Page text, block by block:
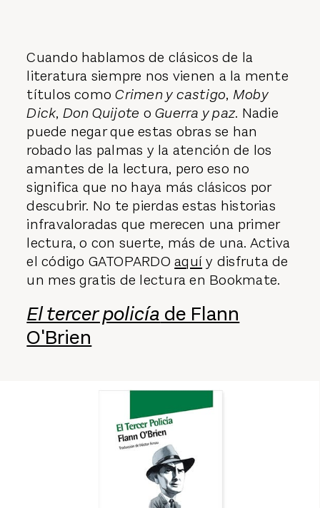
Cuando hablamos de clásicos de la
literatura siempre nos vienen a la mente
títulos comoCrimen y castigo, Moby
Dick, Don Quijote oGuerra y paz. Nadie
puede negar que estas obras se han
robado las palmas y la atención de los
amantes de la lectura, pero eso no
significa que no haya más clásicos por
descubrir. No te pierdas estas historias
infravaloradas que merecen una primer
lectura, o con suerte, más de una. Activa
el código GATOPARDOaquíy disfruta de
un mes gratis de lectura en Bookmate.
El tercer policía de Flann
O'Brien